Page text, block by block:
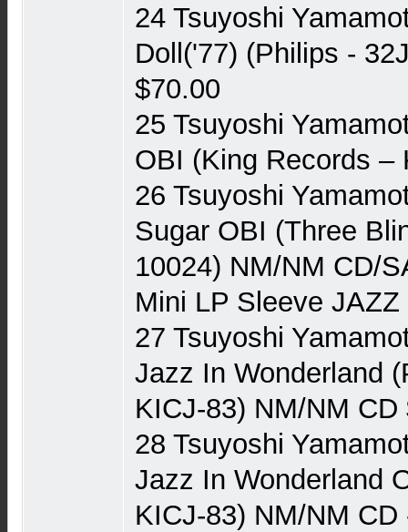
24 Tsuyoshi
Doll('77) (Philips -
$70.00
25 Tsuyoshi
OBI (King Records ‎–
26 Tsuyoshi
Sugar OBI (Three
10024) NM/NM CD/
Mini LP Sleeve JAZZ
27 Tsuyoshi
Jazz In Wonderland
KICJ-83) NM/NM CD
28 Tsuyoshi
Jazz In Wonderland
KICJ-83) NM/NM CD